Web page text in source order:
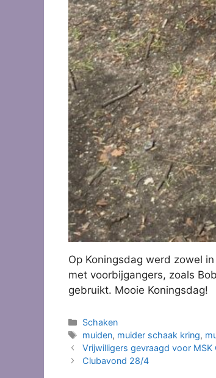
Op Koningsdag werd zowel
met voorbijgangers, zoals
gebruikt. Mooie Koningsdag!
Categorieën
Schaken
Tags
muiden, muider schaak kring,
Vrijwilligers gevraagd voor MSK
Clubavond 28/4